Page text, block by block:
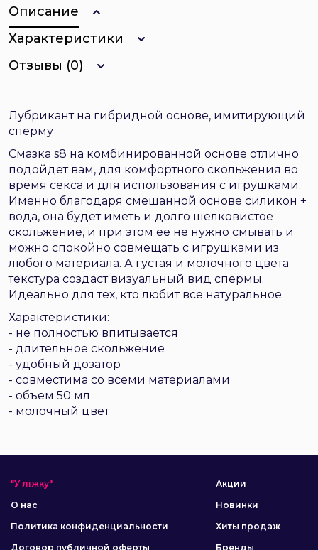
Описание
Характеристики
Отзывы (0)
Лубрикант на гибридной основе, имитирующий
сперму
Смазка s8 на комбинированной основе отлично
подойдет вам, для комфортного скольжения во
время секса и для использования с игрушками.
Именно благодаря смешанной основе силикон +
вода, она будет иметь и долго шелковистое
скольжение, и при этом ее не нужно смывать и
можно спокойно совмещать с игрушками из
любого материала. А густая и молочного цвета
текстура создаст визуальный вид спермы.
Идеально для тех, кто любит все натуральное.
Характеристики:
- не полностью впитывается
- длительное скольжение
- удобный дозатор
- совместима со всеми материалами
- объем 50 мл
- молочный цвет
"У ліжку"
О нас
Политика конфиденциальности
Договор публичной оферты
Акции
Новинки
Хиты продаж
Бренды